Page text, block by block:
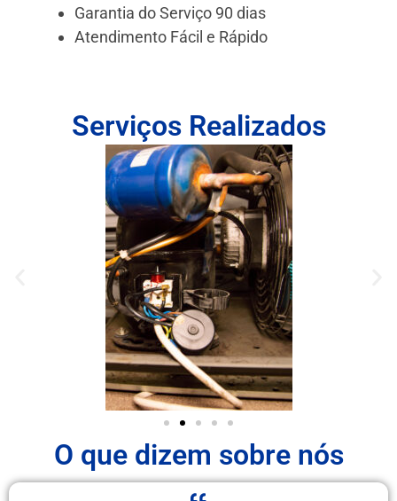
Garantia do Serviço 90 dias
Atendimento Fácil e Rápido
Serviços Realizados
O que dizem sobre nós